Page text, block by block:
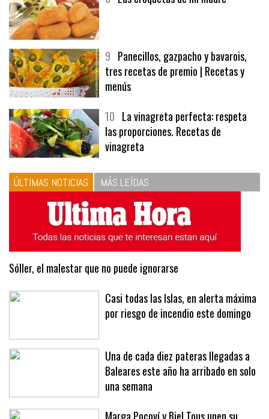
9Panecillos, gazpacho y bavarois,
tres recetas de premio | Recetas y
menús
10La vinagreta perfecta: respeta
las proporciones. Recetas de
vinagreta
ÚLTIMAS NOTICIAS MÁS LEÍDAS
Sóller, el malestar que no puede ignorarse
Casi todas las Islas, en alerta máxima
Una de cada diez pateras llegadas a
Baleares este año ha arribado en solo
una semana